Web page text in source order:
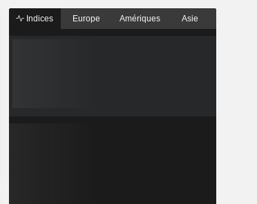
Indices Europe Amériques Asie